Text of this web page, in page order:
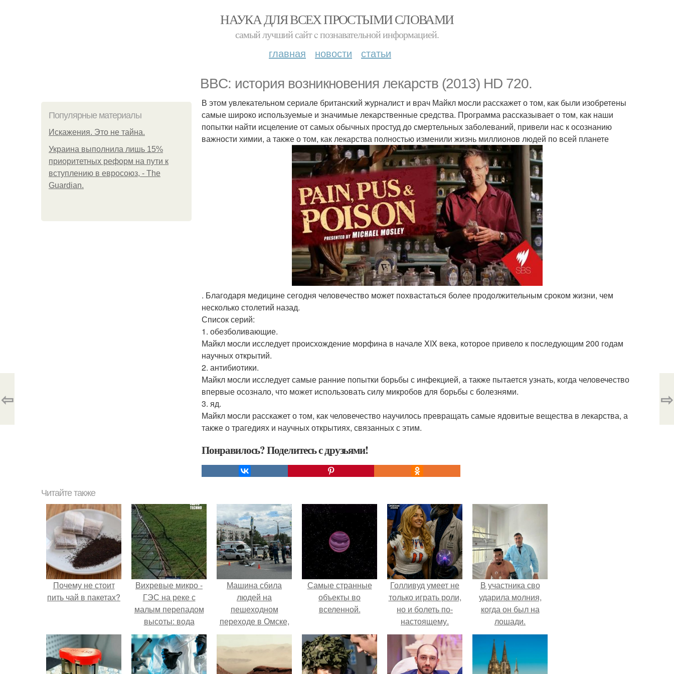
НАУКА ДЛЯ ВСЕХ ПРОСТЫМИ СЛОВАМИ
самый лучший сайт c познавательной информацией.
главная новости статьи
BBC: история возникновения лекарств (2013) HD 720.
Популярные материалы
Искажения. Это не тайна.
Украина выполнила лишь 15%
приоритетных реформ на пути к
вступлению в евросоюз, - The
Guardian.
В этом увлекательном сериале британский журналист и врач Майкл мосли расскажет о том, как были изобретены
самые широко используемые и значимые лекарственные средства. Программа рассказывает о том, как наши
попытки найти исцеление от самых обычных простуд до смертельных заболеваний, привели нас к осознанию
важности химии, а также о том, как лекарства полностью изменили жизнь миллионов людей по всей планете
. Благодаря медицине сегодня человечество может похвастаться более продолжительным сроком жизни, чем
несколько столетий назад.
Список серий:
1. обезболивающие.
Майкл мосли исследует происхождение морфина в начале XIX века, которое привело к последующим 200 годам
научных открытий.
2. антибиотики.
Майкл мосли исследует самые ранние попытки борьбы с инфекцией, а также пытается узнать, когда человечество
впервые осознало, что может использовать силу микробов для борьбы с болезнями.
3. яд.
Майкл мосли расскажет о том, как человечество научилось превращать самые ядовитые вещества в лекарства, а
также о трагедиях и научных открытиях, связанных с этим.
Понравилось? Поделитесь с друзьями!
⇦ ⇨
Читайте также
Почему не стоит
пить чай в пакетах?
Вихревые микро -
ГЭС на реке с
малым перепадом
высоты: вода
закручивается в
бетонной камере и
вращает
вертикальную
Машина сбила
людей на
пешеходном
переходе в Омске,
пострадали 8
человек.
Самые странные
объекты во
вселенной.
Голливуд умеет не
только играть роли,
но и болеть по-
настоящему.
В участника сво
ударила молния,
когда он был на
лошади.